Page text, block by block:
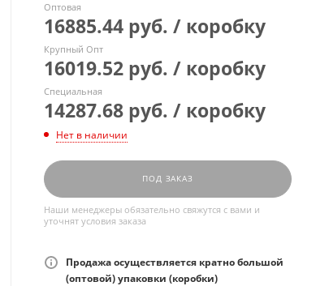
Оптовая
16885.44 руб. / коробку
Крупный Опт
16019.52 руб. / коробку
Специальная
14287.68 руб. / коробку
Нет в наличии
ПОД ЗАКАЗ
Наши менеджеры обязательно свяжутся с вами и
уточнят условия заказа
Продажа осуществляется кратно большой
(оптовой) упаковки (коробки)